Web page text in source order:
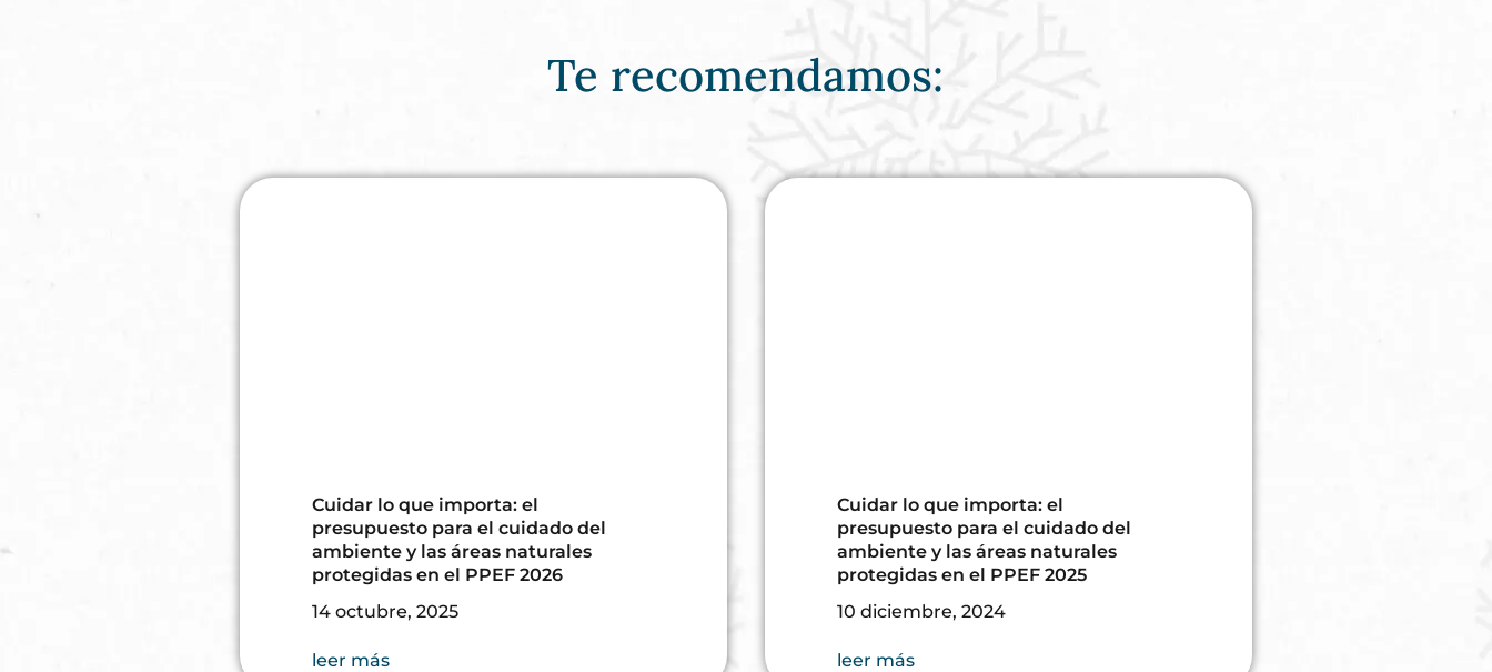
Te recomendamos:
Cuidar lo que importa: el
presupuesto para el cuidado del
ambiente y las áreas naturales
protegidas en el PPEF 2026
14 octubre, 2025
leer más
Cuidar lo que importa: el
presupuesto para el cuidado del
ambiente y las áreas naturales
protegidas en el PPEF 2025
10 diciembre, 2024
leer más